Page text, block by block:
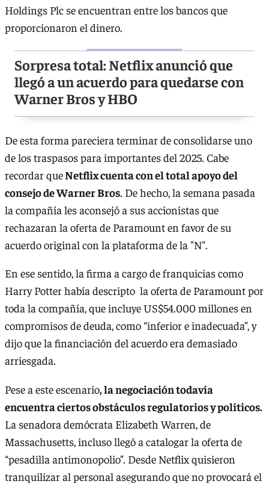
Holdings Plc se encuentran entre los bancos que
proporcionaron el dinero.
Sorpresa total: Netflix anunció que
llegó a un acuerdo para quedarse con
Warner Bros y HBO
De esta forma pareciera terminar de consolidarse uno
de los traspasos para importantes del 2025. Cabe
recordar queNetflix cuenta con el total apoyo del
consejo de Warner Bros. De hecho, la semana pasada
la compañía les aconsejó a sus accionistas que
rechazaran la oferta de Paramount en favor de su
acuerdo original con la plataforma de la "N".
En ese sentido, la firma a cargo de franquicias como
Harry Potter había descripto la oferta de Paramount por
toda la compañía, que incluye US$54.000 millones en
compromisos de deuda, como “inferior e inadecuada”, y
dijo que la financiación del acuerdo era demasiado
arriesgada.
Pese a este escenario, la negociación todavía
encuentra ciertos obstáculos regulatorios y políticos.
La senadora demócrata Elizabeth Warren, de
Massachusetts, incluso llegó a catalogar la oferta de
“pesadilla antimonopolio”. Desde Netflix quisieron
tranquilizar al personal asegurando que no provocará el